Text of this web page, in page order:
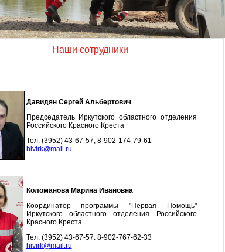
Наши сотрудники
Давидян Сергей Альбертович
Председатель Иркутского областного отделения
Российского Красного Креста
Тел. (3952) 43-67-57, 8-902-174-79-61
hivirk@mail.ru
Коломанова Марина Ивановна
Координатор программы "Первая Помощь"
Иркутского областного отделения Российского
Красного Креста
Тел. (3952) 43-67-57. 8-902-767-62-33
hivirk@mail.ru